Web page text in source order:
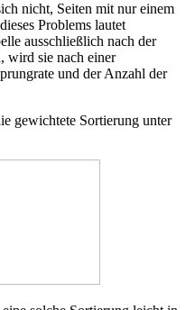
nicht, Seiten mit nur einem
Problems lautet
ausschließlich nach der
wird sie nach einer
und der Anzahl der
gewichtete Sortierung unter